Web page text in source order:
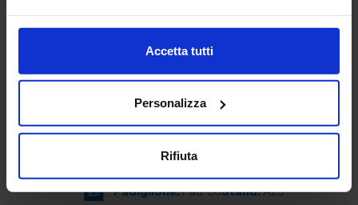
Accetta tutti
Personalizza
Rifiuta
ALFAGIPLAST
EUROSTAMPI - Plastica, Gomma e
Certificati IATF16949 - Iso9001
Padiglione:Pad. 36Stand:A29